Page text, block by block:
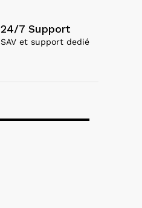
24/7 Support
SAV et support dedié